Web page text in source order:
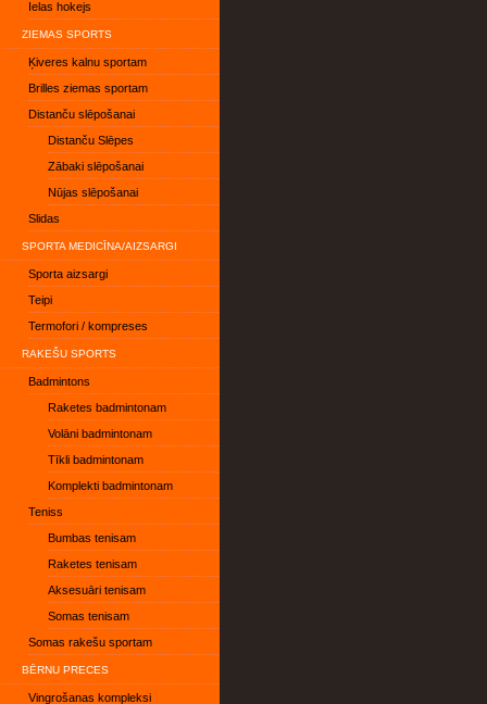
Ielas hokejs
ZIEMAS SPORTS
Ķiveres kalnu sportam
Brilles ziemas sportam
Distanču slēpošanai
Distanču Slēpes
Zābaki slēpošanai
Nūjas slēpošanai
Slidas
SPORTA MEDICĪNA/AIZSARGI
Sporta aizsargi
Teipi
Termofori / kompreses
RAKEŠU SPORTS
Badmintons
Raketes badmintonam
Volāni badmintonam
Tīkli badmintonam
Komplekti badmintonam
Teniss
Bumbas tenisam
Raketes tenisam
Aksesuāri tenisam
Somas tenisam
Somas rakešu sportam
BĒRNU PRECES
Vingrošanas kompleksi